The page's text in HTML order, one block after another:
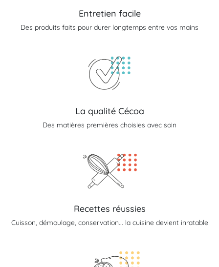
Entretien facile
Des produits faits pour durer longtemps entre vos mains
La qualité Cécoa
Des matières premières choisies avec soin
Recettes réussies
Cuisson, démoulage, conservation... la cuisine devient inratable